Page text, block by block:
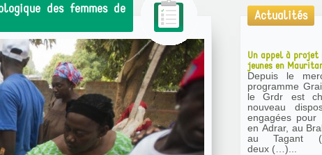
des femmes de
Actualités
Un appel à projet
jeunes en
Depuis le
programme
le Grdr est
nouveau
engagées pour
en Adrar, au
au Tagant
deux (…)...